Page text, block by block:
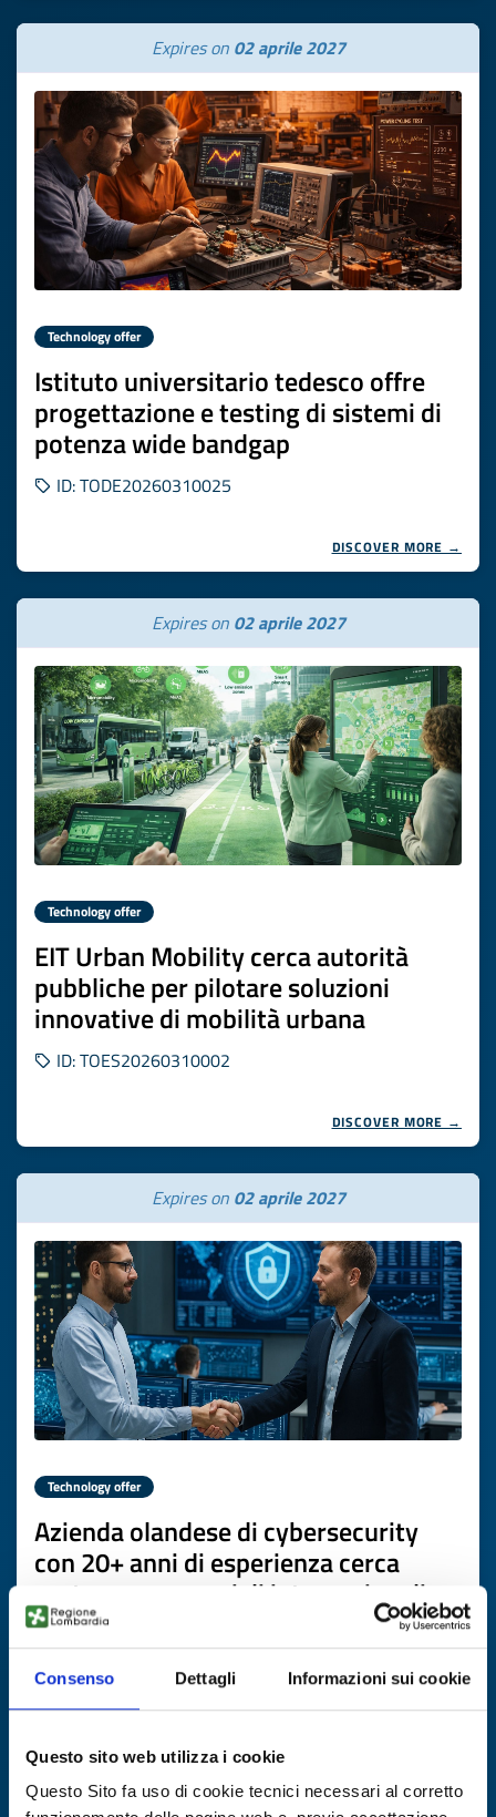
Consenso Dettagli Informazioni sui cookie
Questo sito web utilizza i cookie
Questo Sito fa uso di cookie tecnici necessari al corretto
Expires on 02 aprile 2027
Technology offer
Istituto universitario tedesco offre
progettazione e testing di sistemi di
potenza wide bandgap
ID: TODE20260310025
DISCOVER MORE →
Expires on 02 aprile 2027
Technology offer
EIT Urban Mobility cerca autorità
pubbliche per pilotare soluzioni
innovative di mobilità urbana
ID: TOES20260310002
DISCOVER MORE →
Expires on 02 aprile 2027
Technology offer
Azienda olandese di cybersecurity
con 20+ anni di esperienza cerca
partner commerciali internazionali
ID: TONL20260305023